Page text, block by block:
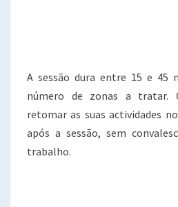
A sessão dura entre 15 e 45
número de zonas a tratar.
retomar as suas actividades
após a sessão, sem
trabalho.